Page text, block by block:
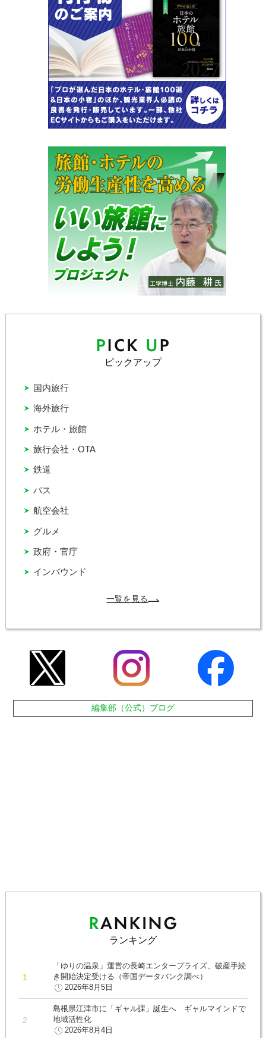
ピックアップ
インバウンド
グルメ
バス
ホテル・旅館
国内旅行
政府・官庁
旅行会社・OTA
海外旅行
航空会社
鉄道
一覧を見る
編集部（公式）ブログ
ランキング
「ゆりの温泉」運営の長崎エンタープライズ、破産手続
き開始決定受ける（帝国データバンク調べ）
2026年8月5日
島根県江津市に「ギャル課」誕生へ ギャルマインドで
地域活性化
2026年8月4日